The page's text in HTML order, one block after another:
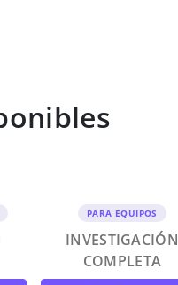
PARA EQUIPOS
INVESTIGACIÓN
COMPLETA